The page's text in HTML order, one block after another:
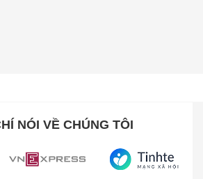
NÓI VỀ CHÚNG TÔI